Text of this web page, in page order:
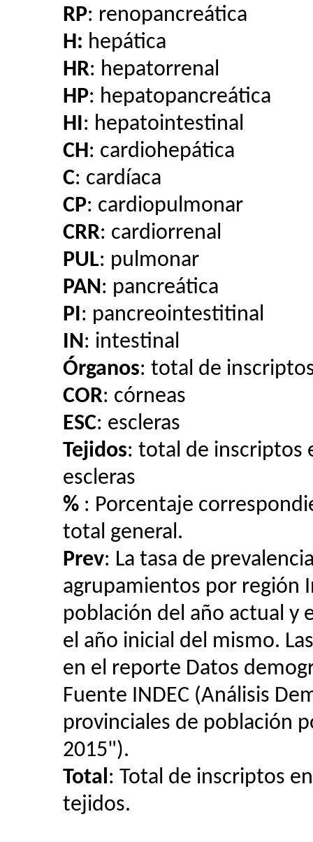
RP: renopancreática
H: hepática
HR: hepatorrenal
HP: hepatopancreática
HI: hepatointestinal
CH: cardiohepática
C: cardíaca
CP: cardiopulmonar
CRR: cardiorrenal
PUL: pulmonar
PAN: pancreática
PI: pancreointestitinal
IN: intestinal
Órganos: total de
COR: córneas
ESC: escleras
Tejidos: total de inscriptos
escleras
% : Porcentaje
total general.
Prev: La tasa de
agrupamientos por región
población del año actual y
el año inicial del mismo.
en el reporte Datos
Fuente INDEC (Análisis
provinciales de población
2015").
Total: Total de inscriptos
tejidos.